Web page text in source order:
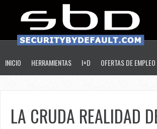
INICIO HERRAMIENTAS I+D OFERTAS DE EMPLEO
LA CRUDA REALIDAD